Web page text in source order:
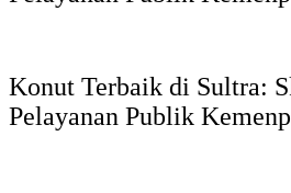
Konut Terbaik di Sultra:
Pelayanan Publik